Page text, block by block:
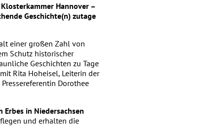
Hannover –
Geschichte(n) zutage
einer großen Zahl von
Schutz historischer
Geschichten zu Tage
Rita Hoheisel, Leiterin der
Dorothee
in Niedersachsen
und erhalten die